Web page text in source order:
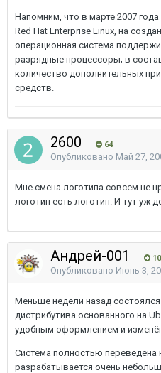
Напомним, что в марте 2007
Red Hat Enterprise Linux, на
операционная система
разрядные процессоры; в
количество дополнительных
средств.
2600 64
Опубликовано Май 27,
Мне смена логотипа совсем не
логотип есть логотип. И тут уж
Андрей-001
Опубликовано Июнь 3,
Меньше недели назад
дистрибутива основанного на
удобным оформлением и
Система полностью переведена
разрабатывается очень